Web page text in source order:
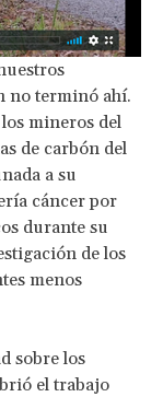
no terminó ahí.
mineros del
de carbón del
a su
cáncer por
durante su
de los
menos
sobre los
el trabajo